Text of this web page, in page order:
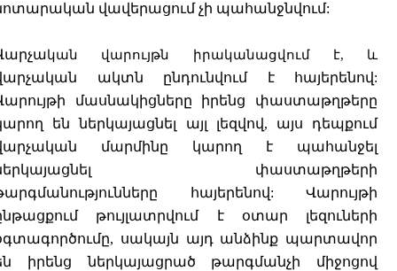
վավերացում չի պահանջնվում:
կան վարույթն իրականացվում է, և
ակտն ընդունվում է հայերենով:
մասնակիցները իրենց փաստաթղթերը
են ներկայացնել այլ լեզվով, այս դեպքում
մարմինը կարող է պահանջել
փաստաթղթերի
հայերենով: Վարույթի
թույլատրվում է օտար լեզուների
սակայն այդ անձինք պարտավոր
իրենց ներկայացրած թարգմանչի միջոցով